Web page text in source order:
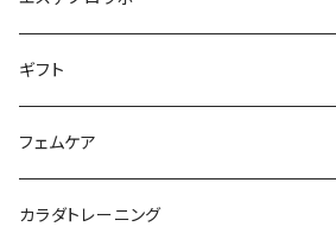
アイライナー
日焼け止め
クレンジング／洗顔
パック
ボディ＆ハンドクリーム
スタイリング剤
育毛
コーム
KINUJO （絹女）
ヤーマン
ダイソン
ファスティング
サプリ・ハーブティー
ギフト
【ギフトチケット】お店で使える
母の日ギフト
【ギフトチケット】オンラインサイトで使える
フェムケア
洗う（フェミニンウォッシュ）
カラダトレーニング